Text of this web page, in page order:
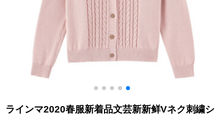
ラインマ2020春服新着品文芸新新鲜Vネク刺繍シ